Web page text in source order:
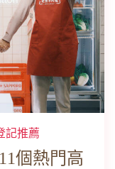
記推薦
個熱門高